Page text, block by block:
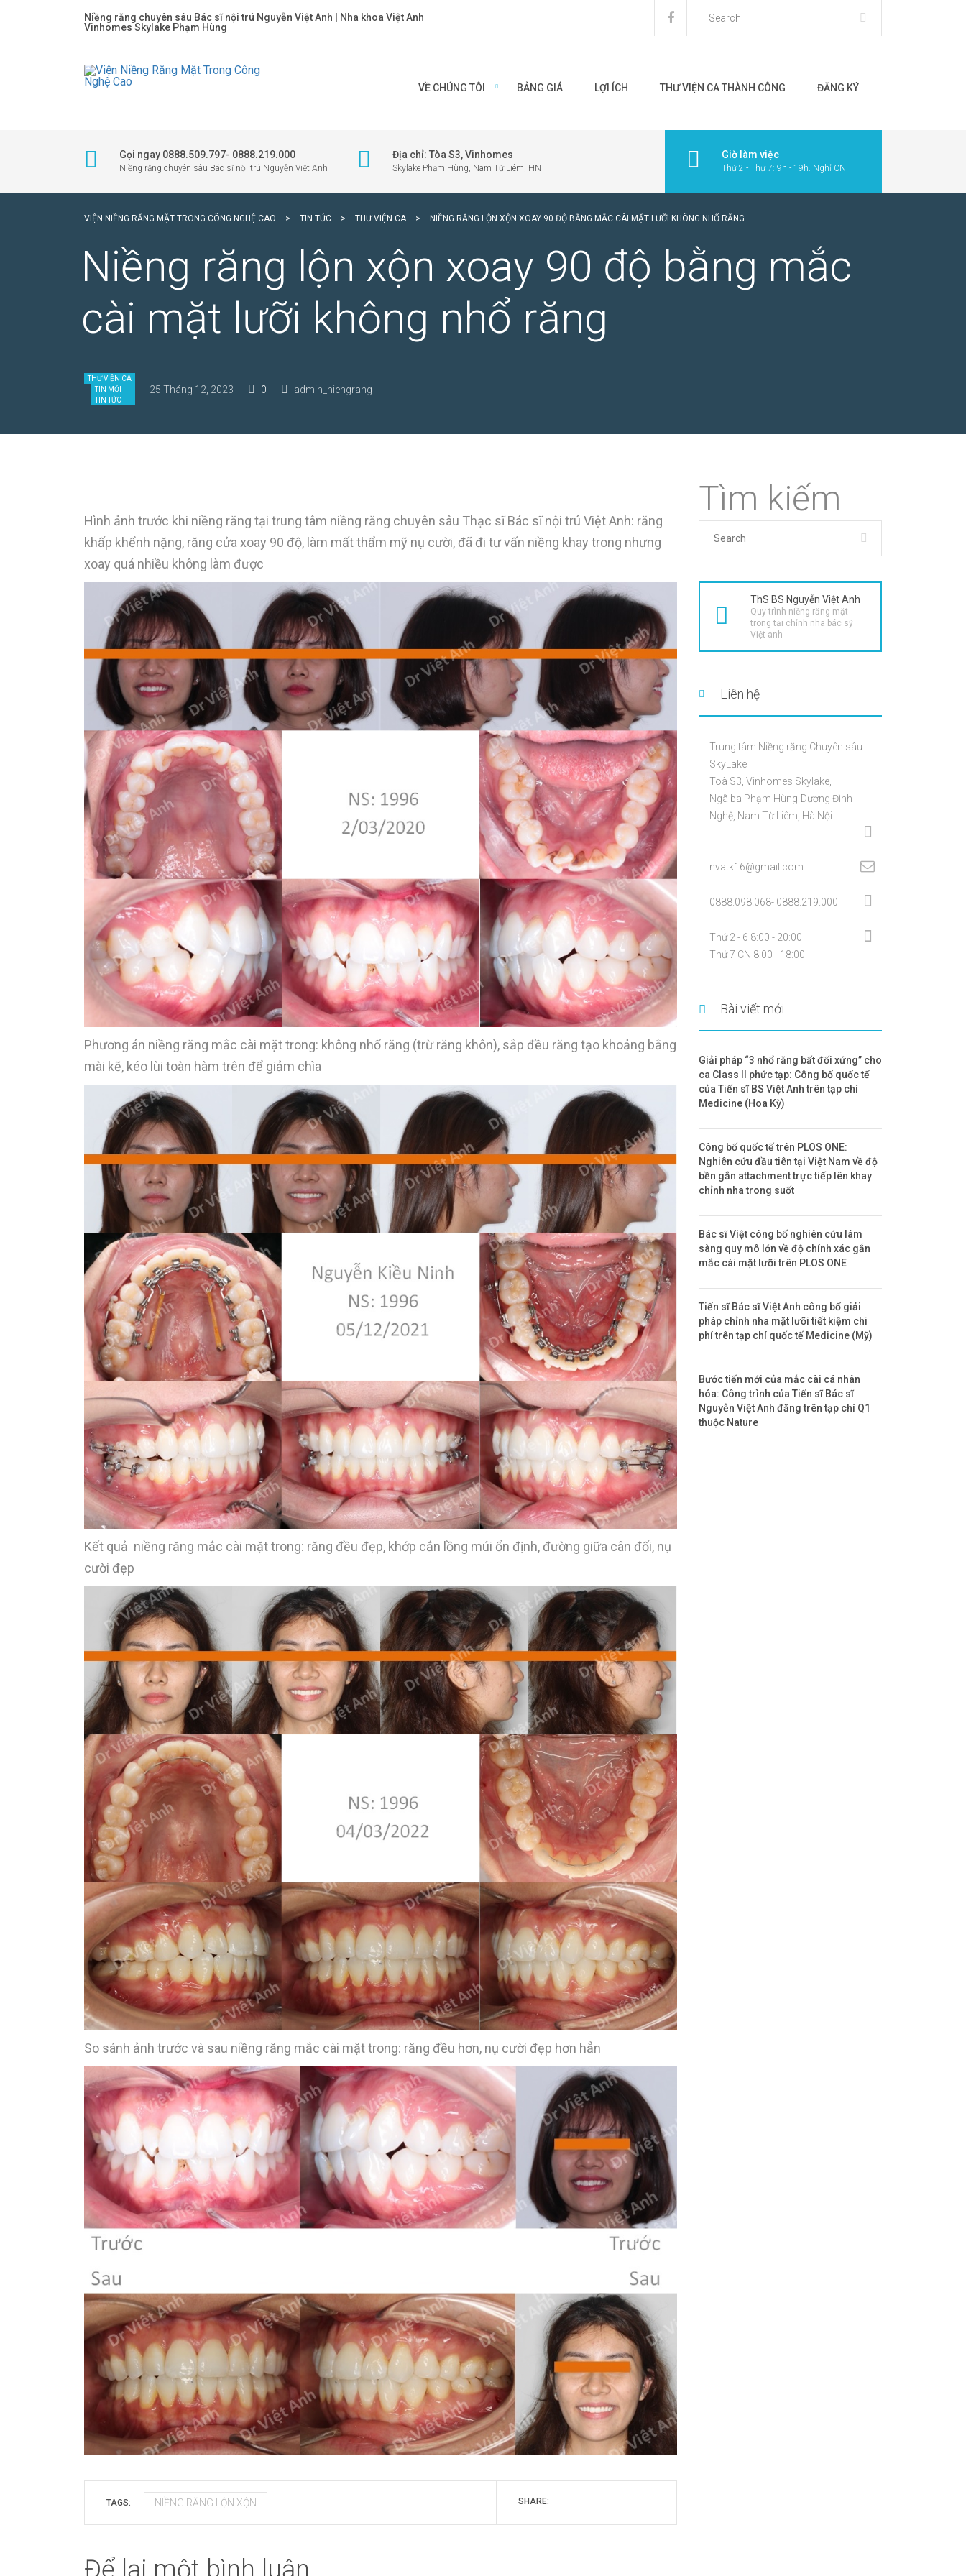
Niềng răng chuyên sâu Bác sĩ nội trú Nguyễn Việt Anh | Nha khoa Việt Anh
Vinhomes Skylake Phạm Hùng
VỀ CHÚNG TÔI BẢNG GIÁ LỢI ÍCH THƯ VIỆN CA THÀNH CÔNG ĐĂNG KÝ
Gọi ngay 0888.509.797- 0888.219.000
Niềng răng chuyên sâu Bác sĩ nội trú Nguyễn Việt Anh
Địa chỉ: Tòa S3, Vinhomes
Skylake Phạm Hùng, Nam Từ Liêm, HN
Giờ làm việc
Thứ 2 - Thứ 7: 9h - 19h. Nghỉ CN
VIỆN NIỀNG RĂNG MẶT TRONG CÔNG NGHỆ CAO > TIN TỨC > THƯ VIỆN CA > NIỀNG RĂNG LỘN XỘN XOAY 90 ĐỘ BẰNG MẮC CÀI MẶT LƯỠI KHÔNG NHỔ RĂNG
Niềng răng lộn xộn xoay 90 độ bằng mắc
cài mặt lưỡi không nhổ răng
THƯ VIỆN CA
TIN MỚI
TIN TỨC
25 Tháng 12, 2023 0 admin_niengrang
Hình ảnh trước khi niềng răng tại trung tâm niềng răng chuyên sâu Thạc sĩ Bác sĩ nội trú Việt Anh: răng
khấp khểnh nặng, răng cửa xoay 90 độ, làm mất thẩm mỹ nụ cười, đã đi tư vấn niềng khay trong nhưng
xoay quá nhiều không làm được
Phương án niềng răng mắc cài mặt trong: không nhổ răng (trừ răng khôn), sắp đều răng tạo khoảng bằng
mài kẽ, kéo lùi toàn hàm trên để giảm chìa
Kết quả niềng răng mắc cài mặt trong: răng đều đẹp, khớp cắn lồng múi ổn định, đường giữa cân đối, nụ
cười đẹp
So sánh ảnh trước và sau niềng răng mắc cài mặt trong: răng đều hơn, nụ cười đẹp hơn hẳn
TAGS: NIỀNG RĂNG LỘN XỘN SHARE:
Để lại một bình luận
Tìm kiếm
ThS BS Nguyễn Việt Anh
Quy trình niềng răng mặt
trong tại chỉnh nha bác sỹ
Việt anh
Liên hệ
Trung tâm Niềng răng Chuyên sâu
SkyLake
Toà S3, Vinhomes Skylake,
Ngã ba Phạm Hùng-Dương Đình
Nghệ, Nam Từ Liêm, Hà Nội
nvatk16@gmail.com
0888.098.068- 0888.219.000
Thứ 2 - 6 8:00 - 20:00
Thứ 7 CN 8:00 - 18:00
Bài viết mới
Giải pháp “3 nhổ răng bất đối xứng” cho
ca Class II phức tạp: Công bố quốc tế
của Tiến sĩ BS Việt Anh trên tạp chí
Medicine (Hoa Kỳ)
Công bố quốc tế trên PLOS ONE:
Nghiên cứu đầu tiên tại Việt Nam về độ
bền gắn attachment trực tiếp lên khay
chỉnh nha trong suốt
Bác sĩ Việt công bố nghiên cứu lâm
sàng quy mô lớn về độ chính xác gắn
mắc cài mặt lưỡi trên PLOS ONE
Tiến sĩ Bác sĩ Việt Anh công bố giải
pháp chỉnh nha mặt lưỡi tiết kiệm chi
phí trên tạp chí quốc tế Medicine (Mỹ)
Bước tiến mới của mắc cài cá nhân
hóa: Công trình của Tiến sĩ Bác sĩ
Nguyễn Việt Anh đăng trên tạp chí Q1
thuộc Nature